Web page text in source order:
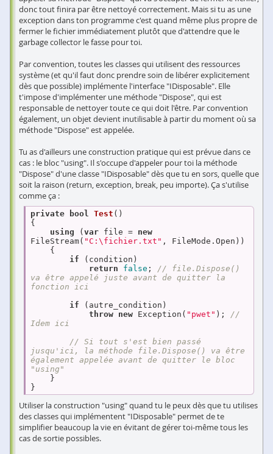
donc tout finira par être nettoyé correctement. Mais si tu as une
exception dans ton programme c'est quand même plus propre de
fermer le fichier immédiatement plutôt que d'attendre que le
garbage collector le fasse pour toi.
Par convention, toutes les classes qui utilisent des ressources
système (et qu'il faut donc prendre soin de libérer explicitement
dès que possible) implémente l'interface "IDisposable". Elle
t'impose d'implémenter une méthode "Dispose", qui est
responsable de nettoyer toute ce qui doit l'être. Par convention
également, un objet devient inutilisable à partir du moment où sa
méthode "Dispose" est appelée.
Tu as d'ailleurs une construction pratique qui est prévue dans ce
cas : le bloc "using". Il s'occupe d'appeler pour toi la méthode
"Dispose" d'une classe "IDisposable" dès que tu en sors, quelle que
soit la raison (return, exception, break, peu importe). Ça s'utilise
comme ça :
private bool Test (
{
using ( var file = new
FileStream( "C:\fichier.txt" , FileMode.Open))
if (condition)
return
false ; // file.Dispose()
va être appelé juste avant de quitter la
fonction ici
if (autre_condition)
throw new Exception( "pwet" ); //
Idem ici
// Si tout s'est bien passé
jusqu'ici, la méthode file.Dispose() va être
également appelée avant de quitter le bloc
"using"
}
Utiliser la construction "using" quand tu le peux dès que tu utilises
des classes qui implémentent "IDisposable" permet de te
simplifier beaucoup la vie en évitant de gérer toi-même tous les
cas de sortie possibles.